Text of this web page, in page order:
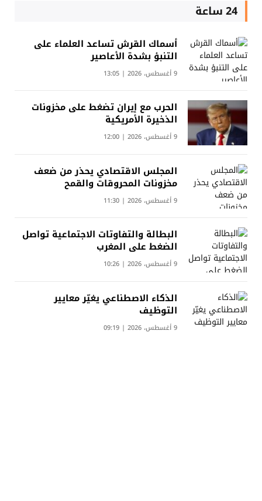
24 ساعة
أسماك القرش تساعد العلماء على
التنبؤ بشدة الأعاصير
9 أغسطس، 2026 | 13:05
الحرب مع إيران تضغط على مخزونات
الذخيرة الأمريكية
9 أغسطس، 2026 | 12:00
المجلس الاقتصادي يحذر من ضعف
مخزونات المحروقات والقمح
9 أغسطس، 2026 | 11:30
البطالة والتفاوتات الاجتماعية تواصل
الضغط على المغرب
9 أغسطس، 2026 | 10:26
الذكاء الاصطناعي يغيّر معايير
التوظيف
9 أغسطس، 2026 | 09:19